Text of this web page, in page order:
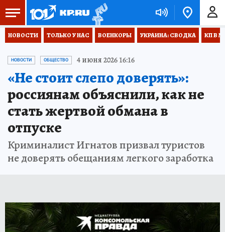
НОВОСТИ ТОЛЬКО У НАС ВОЕНКОРЫ УКРАИНА: СВОДКА КП В
НОВОСТИ ОБЩЕСТВО 4 июня 2026 16:16
«Не стоит слепо доверять»:
россиянам объяснили, как не
стать жертвой обмана в
отпуске
Криминалист Игнатов призвал туристов
не доверять обещаниям легкого заработка